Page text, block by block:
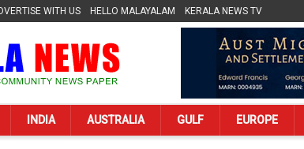
WITH US HELLO MALAYALAM KERALA NEWS TV
INDIA AUSTRALIA GULF EUROPE